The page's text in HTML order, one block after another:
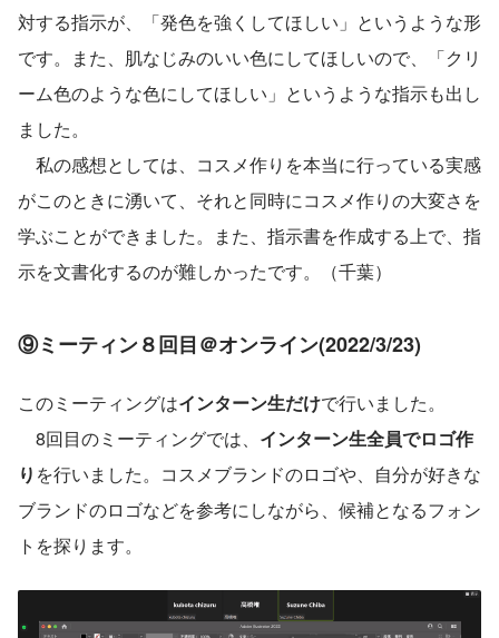
対する指示が、「発色を強くしてほしい」というような形
です。また、肌なじみのいい色にしてほしいので、「クリ
ーム色のような色にしてほしい」というような指示も出し
ました。
私の感想としては、コスメ作りを本当に行っている実感
がこのときに湧いて、それと同時にコスメ作りの大変さを
学ぶことができました。また、指示書を作成する上で、指
示を文書化するのが難しかったです。（千葉）
⑨ミーティン８回目＠オンライン(2022/3/23)
このミーティングはインターン生だけで行いました。
8回目のミーティングでは、 インターン生全員でロゴ作
り を行いました。コスメブランドのロゴや、自分が好きな
ブランドのロゴなどを参考にしながら、候補となるフォン
トを探ります。